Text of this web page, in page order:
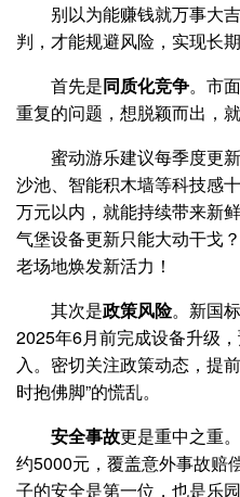
别以为能赚钱就万事大
判，才能规避风险，实现长
首先是同质化竞争。市
重复的问题，想脱颖而出，
蜜动游乐建议每季度更
沙池、智能积木墙等科技感
万元以内，就能持续带来新
气堡设备更新只能大动干戈
老场地焕发新活力！
其次是政策风险。新国
2025年6月前完成设备升级
入。密切关注政策动态，提
时抱佛脚”的慌乱。
安全事故更是重中之重
约5000元，覆盖意外事故赔
子的安全是第一位，也是乐园